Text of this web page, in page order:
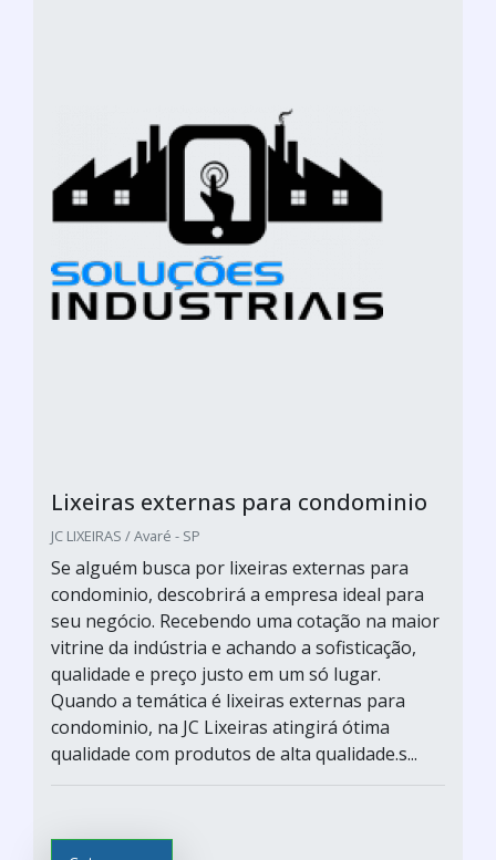
Lixeiras externas para condominio
JC LIXEIRAS / Avaré - SP
Se alguém busca por lixeiras externas para
condominio, descobrirá a empresa ideal para
seu negócio. Recebendo uma cotação na maior
vitrine da indústria e achando a sofisticação,
qualidade e preço justo em um só lugar.
Quando a temática é lixeiras externas para
condominio, na JC Lixeiras atingirá ótima
qualidade com produtos de alta qualidade.s...